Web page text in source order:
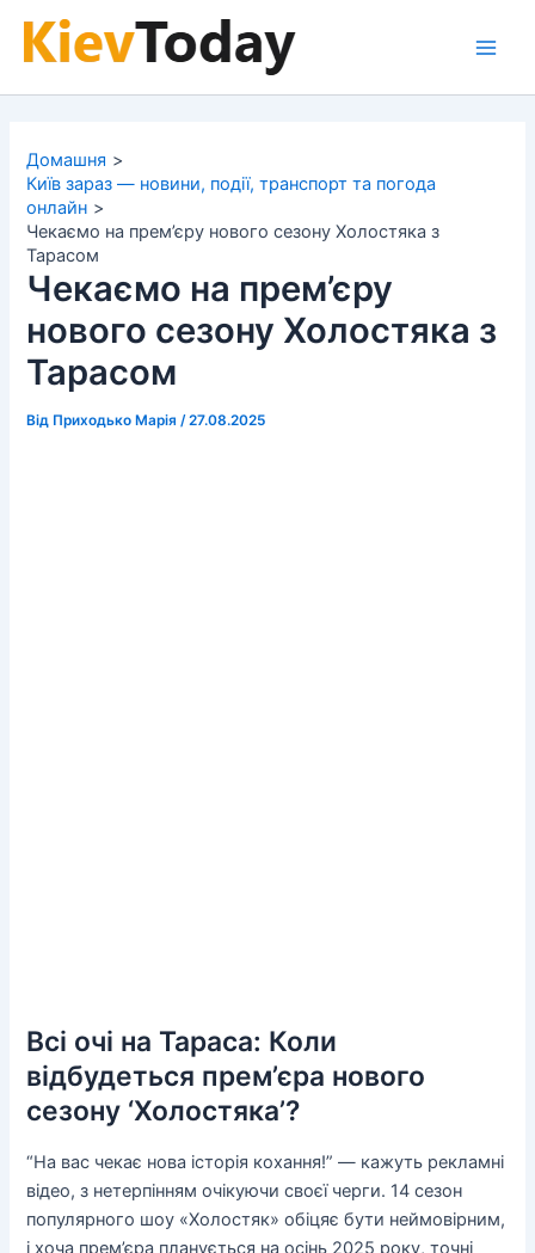
Домашня
Київ зараз — новини, події, транспорт та погода
онлайн
Чекаємо на прем’єру нового сезону Холостяка з
Тарасом
Чекаємо на прем’єру
нового сезону Холостяка з
Тарасом
Від Приходько Марія /27.08.2025
Всі очі на Тараса: Коли
відбудеться прем’єра нового
сезону ‘Холостяка’?
“На вас чекає нова історія кохання!” — кажуть рекламні
відео, з нетерпінням очікуючи своєї черги. 14 сезон
популярного шоу «Холостяк» обіцяє бути неймовірним,
і хоча прем’єра планується на осінь 2025 року, точні